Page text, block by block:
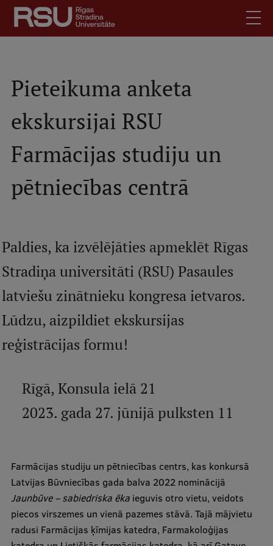
Pārlekt
galveno
saturu
Mobile
augšējā
izvēlne
Studentiem
Absolventiem
Darba devējiem
Vakances
Mobile
galvenā
izvēlne
Studiju iespējas
Pamatstudiju programmas
Praktiska informācija
Par RSU
Pieteikuma anketa
ekskursijai RSU
Farmācijas studiju un
pētniecības centrā
Paldies, ka izvēlējāties apmeklēt Rīgas
Stradiņa universitāti (RSU) Pasaules
latviešu zinātnieku kongresa ietvaros.
Lūdzu, aizpildiet ekskursijas
reģistrācijas formu!
Rīgā, Konsula ielā 21
2023. gada 27. jūnijā pulksten 11
Farmācijas studiju un pētniecības centrs, kas konkursā
Latvijas Būvniecības gada balva 2022 nominācijā
Jaunbūve – sabiedriska ēkaieguvis otro vietu, veidots
piecos virszemes un vienā pazemes stāvā. Tajā mājvietu
radusi Farmācijas ķīmijas katedra, Farmakoloģijas